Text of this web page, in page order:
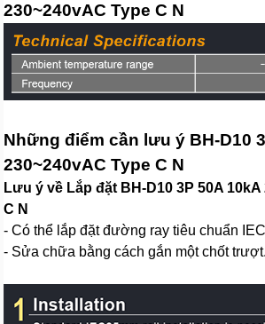
230~240vAC Type C N
Những điểm cần lưu ý BH-D10
230~240vAC Type C N
Lưu ý về Lắp đặt BH-D10 3P 50A
C N
- Có thể lắp đặt đường ray tiêu chuẩn
- Sửa chữa bằng cách gắn một chốt trượt.